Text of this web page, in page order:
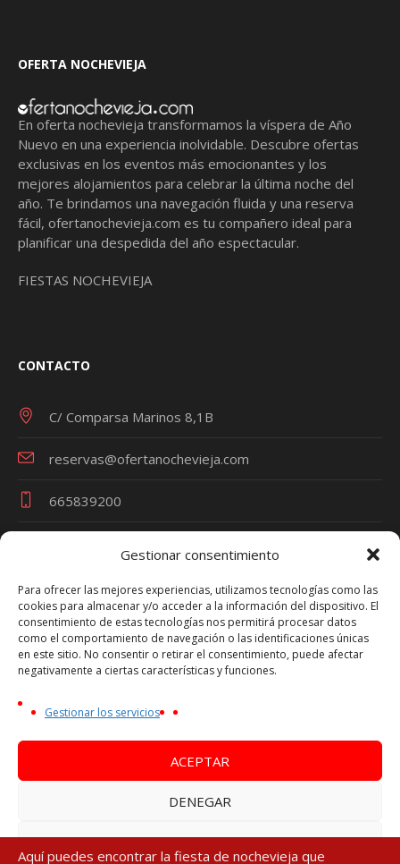
Gestionar consentimiento
Para ofrecer las mejores experiencias, utilizamos tecnologías como las
cookies para almacenar y/o acceder a la información del dispositivo. El
consentimiento de estas tecnologías nos permitirá procesar datos
como el comportamiento de navegación o las identificaciones únicas
en este sitio. No consentir o retirar el consentimiento, puede afectar
negativamente a ciertas características y funciones.
Gestionar los servicios
ACEPTAR
DENEGAR
VER PREFERENCIAS
Aquí puedes encontrar la fiesta de nochevieja que
OFERTA NOCHEVIEJA
En oferta nochevieja transformamos la víspera de Año
Nuevo en una experiencia inolvidable. Descubre ofertas
exclusivas en los eventos más emocionantes y los
mejores alojamientos para celebrar la última noche del
año. Te brindamos una navegación fluida y una reserva
fácil,ofertanochevieja.com es tu compañero ideal para
planificar una despedida del año espectacular.
FIESTAS NOCHEVIEJA
CONTACTO
C/ Comparsa Marinos 8,1B
reservas@ofertanochevieja.com
665839200
Términos y Condiciones
Política de Privacidad
Política de Cookies
Aviso Legal
PARTY - Nº Licencia Turística CV-m1692A
NIF Persona Física - 44753270P